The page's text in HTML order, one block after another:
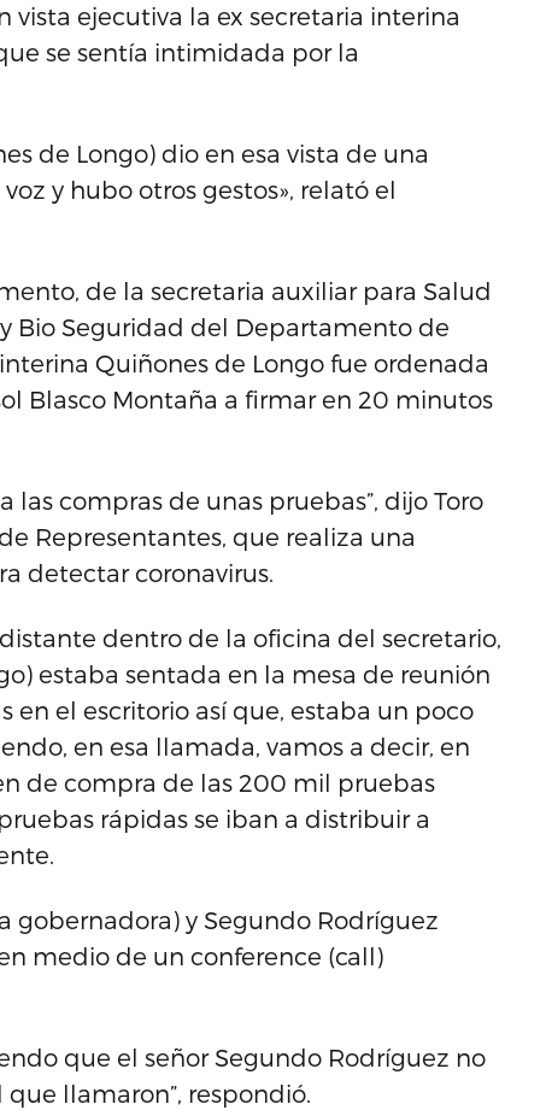
ejecutiva la ex secretaria interina
se sentía intimidada por la
de Longo) dio en esa vista de una
y hubo otros gestos», relató el
de la secretaria auxiliar para Salud
Bio Seguridad del Departamento de
Quiñones de Longo fue ordenada
Blasco Montaña a firmar en 20 minutos
compras de unas pruebas”, dijo Toro
Representantes, que realiza una
detectar coronavirus.
dentro de la oficina del secretario,
estaba sentada en la mesa de reunión
en el escritorio así que, estaba un poco
en esa llamada, vamos a decir, en
de compra de las 200 mil pruebas
rápidas se iban a distribuir a
gobernadora) y Segundo Rodríguez
medio de un conference (call)
que el señor Segundo Rodríguez no
llamaron”, respondió.